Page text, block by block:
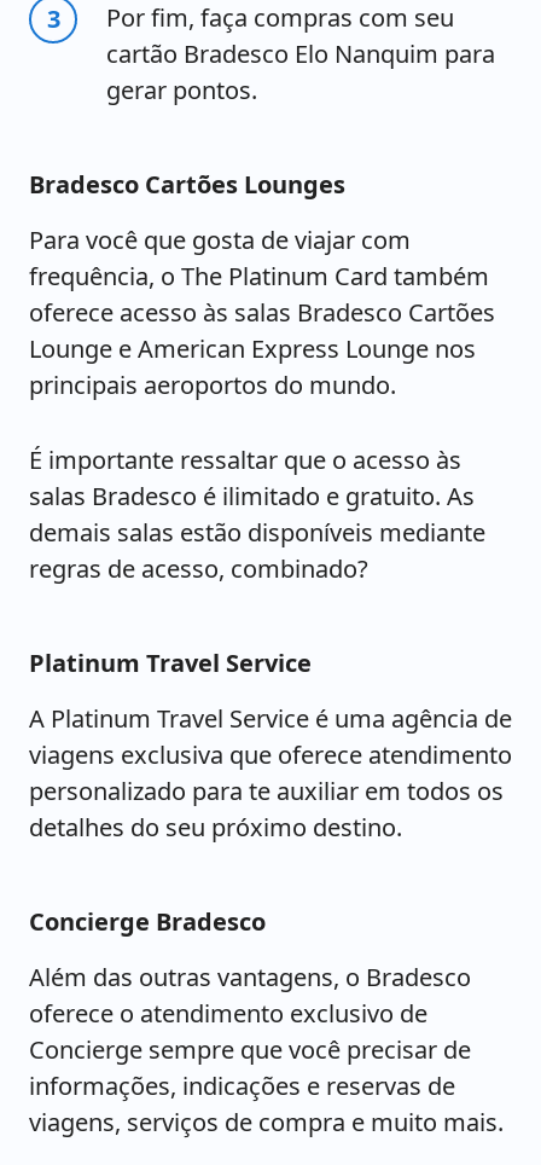
Por fim, faça compras com seu
cartão Bradesco Elo Nanquim para
gerar pontos.
Bradesco Cartões Lounges
Para você que gosta de viajar com
frequência, o The Platinum Card também
oferece acesso às salas Bradesco Cartões
Lounge e American Express Lounge nos
principais aeroportos do mundo.
É importante ressaltar que o acesso às
salas Bradesco é ilimitado e gratuito. As
demais salas estão disponíveis mediante
regras de acesso, combinado?
Platinum Travel Service
A Platinum Travel Service é uma agência de
viagens exclusiva que oferece atendimento
personalizado para te auxiliar em todos os
detalhes do seu próximo destino.
Concierge Bradesco
Além das outras vantagens, o Bradesco
oferece o atendimento exclusivo de
Concierge sempre que você precisar de
informações, indicações e reservas de
viagens, serviços de compra e muito mais.